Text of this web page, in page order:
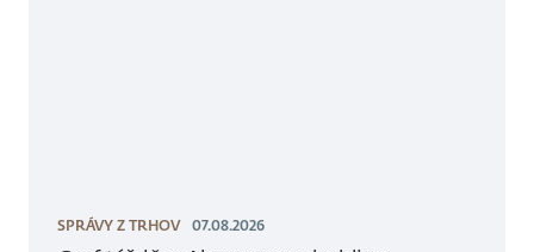
SPRÁVY Z TRHOV 07.08.2026